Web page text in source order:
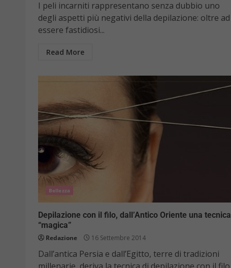
I peli incarniti rappresentano senza dubbio uno
degli aspetti più negativi della depilazione: oltre ad
essere fastidiosi...
Read More
Bellezza
Depilazione con il filo, dall’Antico Oriente una tecnica
“magica”
Redazione 16 Settembre 2014
Dall’antica Persia e dall’Egitto, terre di tradizioni